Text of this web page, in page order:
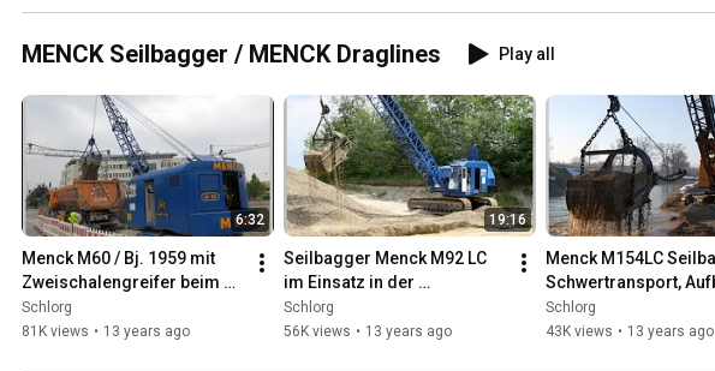
MENCK Seilbagger / MENCK Draglines Play all
6:32
Menck M60 / Bj. 1959 mit
Zweischalengreifer beim
Baugrubenaushub in
München
Schlorg
81K views • 13 years ago
19:16
Seilbagger Menck M92 LC
im Einsatz in der
Kiesgewinnung / Menck
dragline digging in a gravel
Schlorg
56K views • 13 years ago
Menck M154LC
Schwertransport,
und Einsatz der
Menck M154LC
Schlorg
43K views • 13 years ago